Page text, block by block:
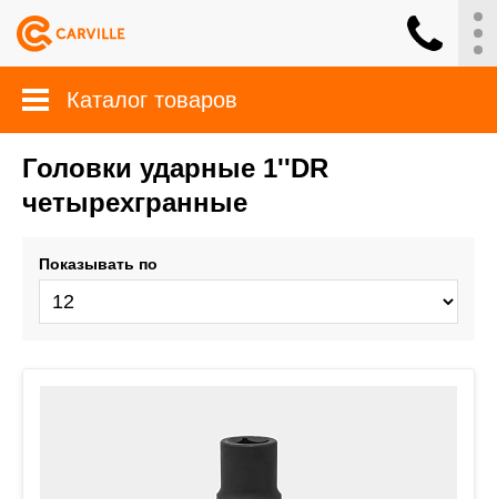
Каталог товаров
Головки ударные 1''DR
четырехгранные
Показывать по